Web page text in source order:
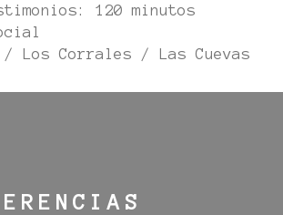
120 minutos
Los Corrales / Las Cuevas